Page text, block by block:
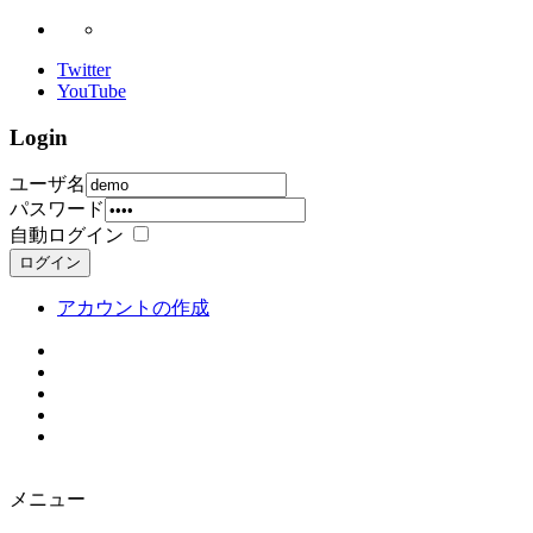
Twitter
YouTube
Login
ユーザ名
パスワード
自動ログイン
ログイン
アカウントの作成
メニュー